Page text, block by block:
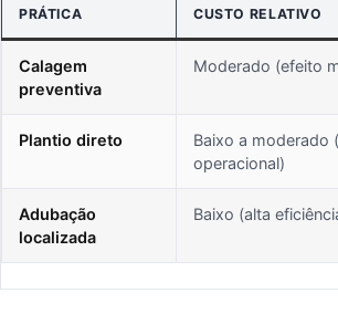
PRÁTICA CUSTO RELATIVO
Calagem
preventiva
Moderado (efeito
Plantio direto
Baixo a moderado
operacional)
Adubação
localizada
Baixo (alta